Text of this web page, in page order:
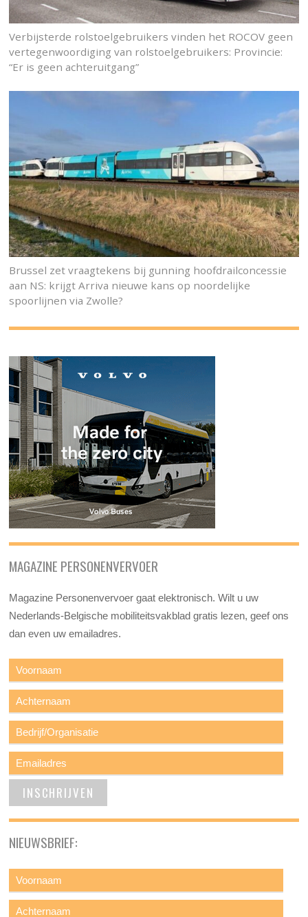
Verbijsterde rolstoelgebruikers vinden het ROCOV geen
vertegenwoordiging van rolstoelgebruikers: Provincie:
“Er is geen achteruitgang”
Brussel zet vraagtekens bij gunning hoofdrailconcessie
aan NS: krijgt Arriva nieuwe kans op noordelijke
spoorlijnen via Zwolle?
MAGAZINE PERSONENVERVOER
Magazine Personenvervoer gaat elektronisch. Wilt u uw
Nederlands-Belgische mobiliteitsvakblad gratis lezen, geef ons
dan even uw emailadres.
NIEUWSBRIEF: